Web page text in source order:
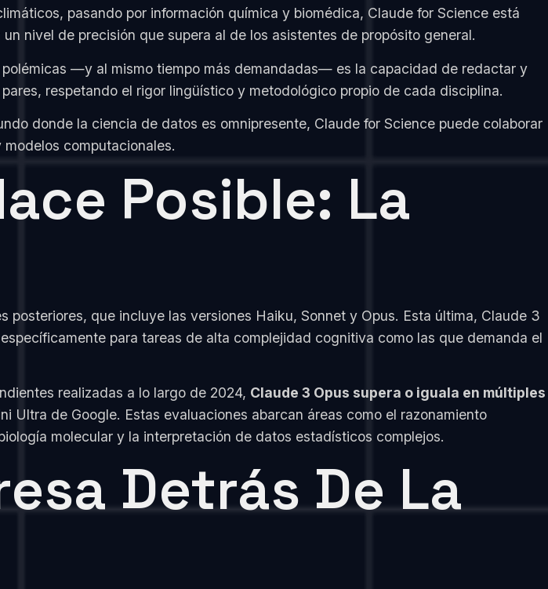
pasando por información química y biomédica, Claude for Science está
nivel de precisión que supera al de los asistentes de propósito general.
polémicas —y al mismo tiempo más demandadas— es la capacidad de redactar y
respetando el rigor lingüístico y metodológico propio de cada disciplina.
donde la ciencia de datos es omnipresente, Claude for Science puede colaborar
computacionales.
Posible: La
posteriores, que incluye las versiones Haiku, Sonnet y Opus. Esta última, Claude 3
para tareas de alta complejidad cognitiva como las que demanda el
realizadas a lo largo de 2024, Claude 3 Opus supera o iguala en múltiples
Ultra de Google. Estas evaluaciones abarcan áreas como el razonamiento
molecular y la interpretación de datos estadísticos complejos.
Detrás De La